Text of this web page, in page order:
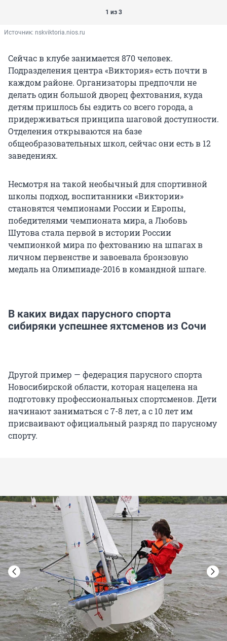
1 из 3
Источник: nskviktoria.nios.ru
Сейчас в клубе занимается 870 человек.
Подразделения центра «Виктория» есть почти в
каждом районе. Организаторы предпочли не
делать один большой дворец фехтования, куда
детям пришлось бы ездить со всего города, а
придерживаться принципа шаговой доступности.
Отделения открываются на базе
общеобразовательных школ, сейчас они есть в 12
заведениях.
Несмотря на такой необычный для спортивной
школы подход, воспитанники «Виктории»
становятся чемпионами России и Европы,
победителями чемпионата мира, а Любовь
Шутова стала первой в истории России
чемпионкой мира по фехтованию на шпагах в
личном первенстве и завоевала бронзовую
медаль на Олимпиаде-2016 в командной шпаге.
В каких видах парусного спорта
сибиряки успешнее яхтсменов из Сочи
Другой пример — федерация парусного спорта
Новосибирской области, которая нацелена на
подготовку профессиональных спортсменов. Дети
начинают заниматься с 7-8 лет, а с 10 лет им
присваивают официальный разряд по парусному
спорту.